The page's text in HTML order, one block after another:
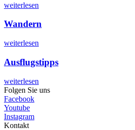
weiterlesen
Wandern
weiterlesen
Ausflugstipps
weiterlesen
Folgen Sie uns
Facebook
Youtube
Instagram
Kontakt